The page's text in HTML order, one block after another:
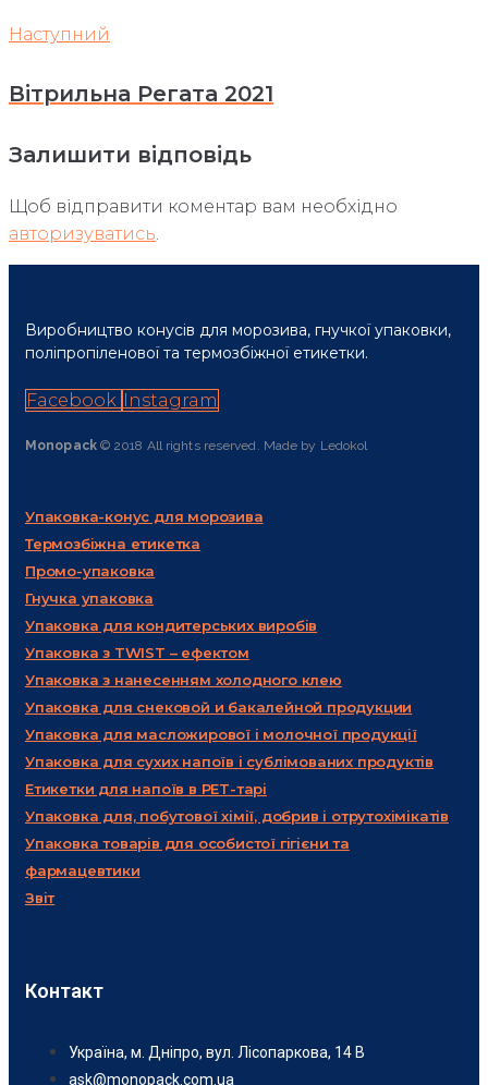
Наступний
Наступний
Вітрильна Регата 2021
Залишити відповідь
Щоб відправити коментар вам необхідно
авторизуватись.
Виробництво конусів для морозива, гнучкої упаковки,
поліпропіленової та термозбіжної етикетки.
Facebook Instagram
Monopack© 2018 All rights reserved. Made by Ledokol
Упаковка-конус для морозива
Термозбіжна етикетка
Промо-упаковка
Гнучка упаковка
Упаковка для кондитерських виробів
Упаковка з TWIST – ефектом
Упаковка з нанесенням холодного клею
Упаковка для снековой и бакалейной продукции
Упаковка для масложирової і молочної продукції
Упаковка для сухих напоїв і сублімованих продуктів
Етикетки для напоїв в PET-тарі
Упаковка для, побутової хімії, добрив і отрутохімікатів
Упаковка товарів для особистої гігієни та
фармацевтики
Звіт
Контакт
Україна, м. Дніпро, вул. Лісопаркова, 14 В
ask@monopack.com.ua